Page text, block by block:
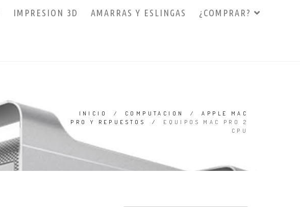
IMPRESION 3D AMARRAS Y ESLINGAS ¿COMPRAR?
INICIO / COMPUTACION /APPLE MAC
PRO Y REPUESTOS
/ EQUIPOS MAC PRO 2
CPU